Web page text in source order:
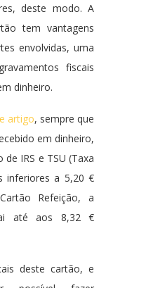
deste modo. A
tem vantagens
envolvidas, uma
fiscais
dinheiro.
artigo, sempre que
em dinheiro,
IRS e TSU (Taxa
inferiores a 5,20 €
Refeição, a
até aos 8,32 €
deste cartão, e